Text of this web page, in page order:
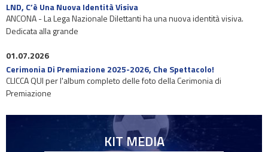
LND, C’è Una Nuova Identità Visiva
ANCONA - La Lega Nazionale Dilettanti ha una nuova identità visiva.
Dedicata alla grande
01.07.2026
Cerimonia Di Premiazione 2025-2026, Che Spettacolo!
CLICCA QUI per l'album completo delle foto della Cerimonia di
Premiazione
KIT MEDIA